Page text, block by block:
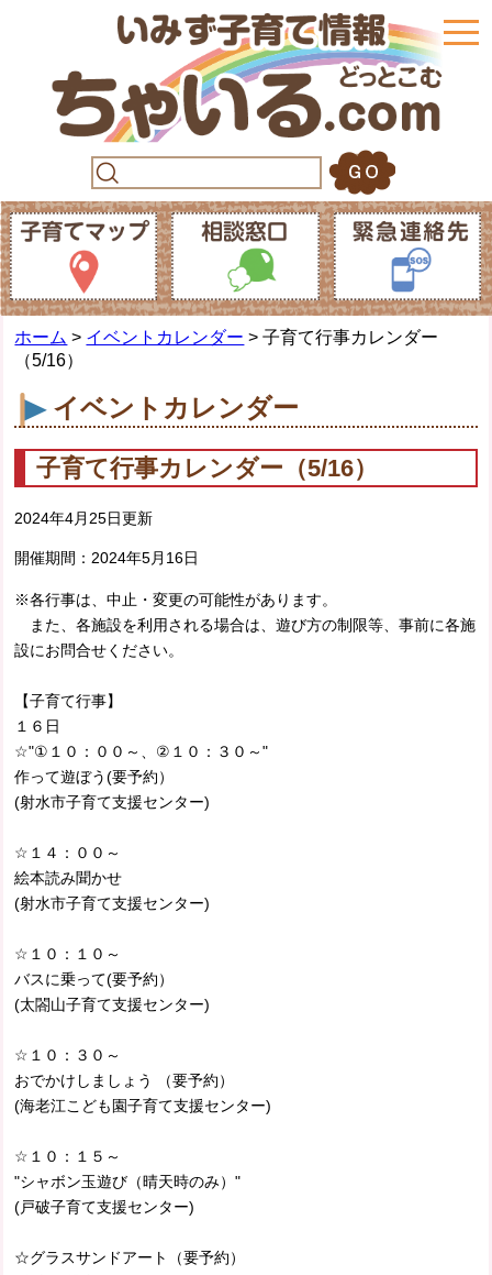
ホーム > イベントカレンダー > 子育て行事カレンダー
（5/16）
イベントカレンダー
子育て行事カレンダー（5/16）
2024年4月25日更新
開催期間： 2024年5月16日
※各行事は、中止・変更の可能性があります。
また、各施設を利用される場合は、遊び方の制限等、事前に各施
設にお問合せください。
【子育て行事】
１６日
☆"①１０：００～、②１０：３０～"
作って遊ぼう(要予約）
(射水市子育て支援センター)
☆１４：００～
絵本読み聞かせ
(射水市子育て支援センター)
☆１０：１０～
バスに乗って(要予約）
(太閤山子育て支援センター)
☆１０：３０～
おでかけしましょう （要予約）
(海老江こども園子育て支援センター)
☆１０：１５～
"シャボン玉遊び（晴天時のみ）"
(戸破子育て支援センター)
☆グラスサンドアート（要予約）